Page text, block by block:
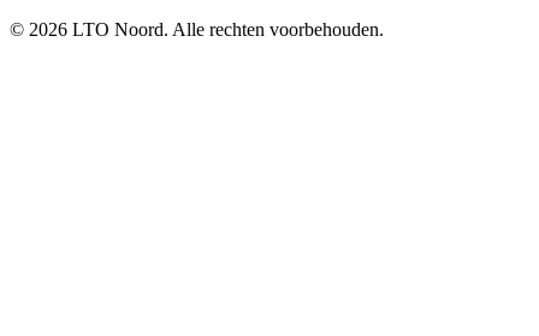
© 2026 LTO Noord. Alle rechten voorbehouden.